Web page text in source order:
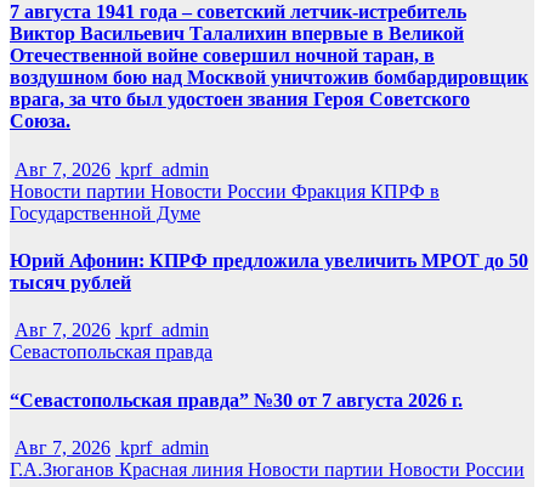
7 августа 1941 года – советский летчик-истребитель
Виктор Васильевич Талалихин впервые в Великой
Отечественной войне совершил ночной таран, в
воздушном бою над Москвой уничтожив бомбардировщик
врага, за что был удостоен звания Героя Советского
Союза.
Авг 7, 2026 kprf_admin
Новости партии Новости России Фракция КПРФ в
Государственной Думе
Юрий Афонин: КПРФ предложила увеличить МРОТ до 50
тысяч рублей
Авг 7, 2026 kprf_admin
Севастопольская правда
“Севастопольская правда” №30 от 7 августа 2026 г.
Авг 7, 2026 kprf_admin
Г.А.Зюганов Красная линия Новости партии Новости России